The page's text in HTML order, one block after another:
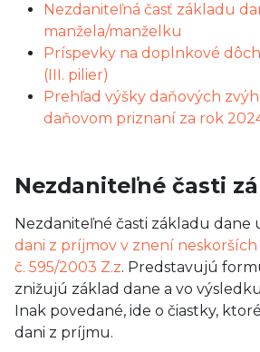
Nezdaniteľná časť základu
manžela/manželku
Príspevky na doplnkové
(III. pilier)
Prehľad výšky daňových
daňovom priznaní za rok
Nezdaniteľné časti
Nezdaniteľné časti základu dane
dani z príjmov v znení
č. 595/2003 Z.z. Predstavujú
znižujú základ dane a vo
Inak povedané, ide o čiastky,
dani z príjmu.